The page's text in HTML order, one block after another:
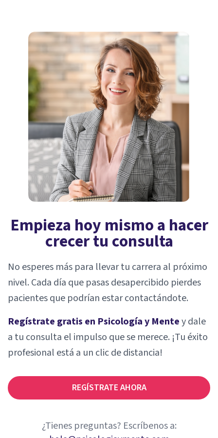
Empieza hoy mismo a hacer
crecer tu consulta
No esperes más para llevar tu carrera al próximo
nivel. Cada día que pasas desapercibido pierdes
pacientes que podrían estar contactándote.
Regístrate gratis en Psicología y Mentey dale
a tu consulta el impulso que se merece. ¡Tu éxito
profesional está a un clic de distancia!
REGÍSTRATE AHORA
¿Tienes preguntas? Escríbenos a: